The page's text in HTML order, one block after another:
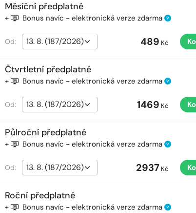
Měsíční předplatné
+ Bonus navíc - elektronická verze zdarma ?
Od: 489 Kč
Čtvrtletní předplatné
+ Bonus navíc - elektronická verze zdarma ?
Od: 1469 Kč
Půlroční předplatné
+ Bonus navíc - elektronická verze zdarma ?
Od: 2937 Kč
Roční předplatné
+ Bonus navíc - elektronická verze zdarma ?